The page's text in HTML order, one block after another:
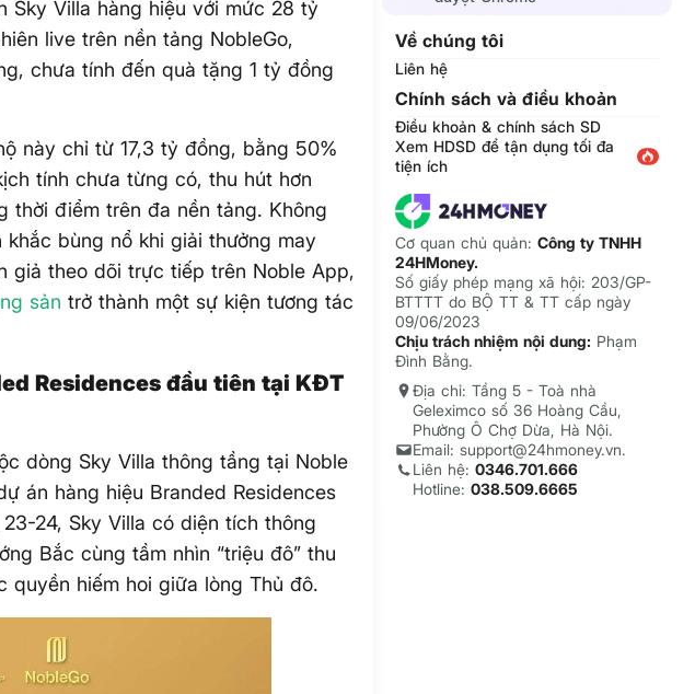
Sky Villa hàng hiệu với mức 28 tỷ
live trên nền tảng NobleGo,
chưa tính đến quà tặng 1 tỷ đồng
này chỉ từ 17,3 tỷ đồng, bằng 50%
tính chưa từng có, thu hút hơn
thời điểm trên đa nền tảng. Không
bùng nổ khi giải thưởng may
giả theo dõi trực tiếp trên Noble App,
sản trở thành một sự kiện tương tác
Residences đầu tiên tại KĐT
dòng Sky Villa thông tầng tại Noble
án hàng hiệu Branded Residences
24, Sky Villa có diện tích thông
Bắc cùng tầm nhìn “triệu đô” thu
quyền hiếm hoi giữa lòng Thủ đô.
Về chúng tôi
Liên hệ
Chính sách và điều khoản
Điều khoản & chính sách SD
Xem HDSD để tận dụng tối đa
tiện ích
Cơ quan chủ quản:Công ty TNHH
24HMoney.
Số giấy phép mạng xã hội: 203/GP-
BTTTT do BỘ TT & TT cấp ngày
09/06/2023
Chịu trách nhiệm nội dung: Phạm
Đình Bằng.
Địa chỉ: Tầng 5 - Toà nhà
Geleximco số 36 Hoàng Cầu,
Phường Ô Chợ Dừa, Hà Nội.
Email: support@24hmoney.vn.
Liên hệ:0346.701.666
Hotline:038.509.6665